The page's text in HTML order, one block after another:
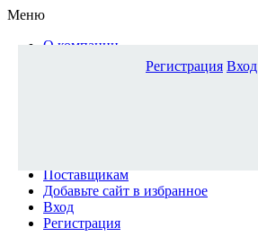
Меню
О компании
Доставка и оплата
Поставщикам
Добавьте сайт в избранное
Вход
Регистрация
Регистрация Вход